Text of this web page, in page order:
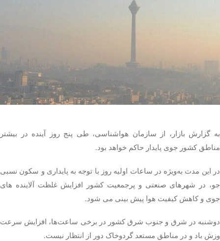
پایگاه خبری آبان
خرید موتور ایمپلنت
به گزارش بازار، از سازمان هواشناسی، طی پنج روز آینده در بیشتر
مناطق کشور جوی پایدار حاکم خواهد بود.
در این مدت به‌ویژه در ساعات اولیه روز با توجه به پایداری و سکون نسبی
جو، در شهرهای صنعتی و پرجمعیت کشور افزایش غلظت آلاینده های
جوی و کاهش کیفیت هوا پیش بینی می شود.
دوشنبه در شرق و جنوب شرق کشور در برخی ساعت‌ها، افزایش سرعت
وزش باد و در مناطق مستعد گردوخاک دور از انتظار نیست.